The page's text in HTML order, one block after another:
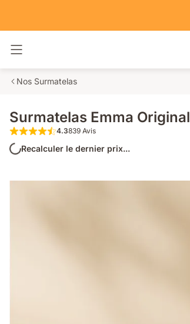
Nos Surmatelas
Surmatelas Emma Original
4.3 étoiles sur 5 839 Avis
4.3839 Avis
Recalculer le dernier prix...